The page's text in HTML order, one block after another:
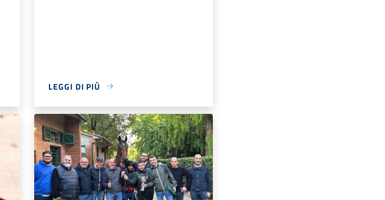
LEGGI DI PIÙ